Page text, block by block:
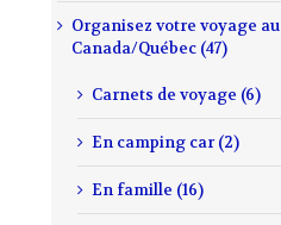
Organisez votre voyage au
Canada/Québec (47)
Carnets de voyage (6)
En camping car (2)
En famille (16)